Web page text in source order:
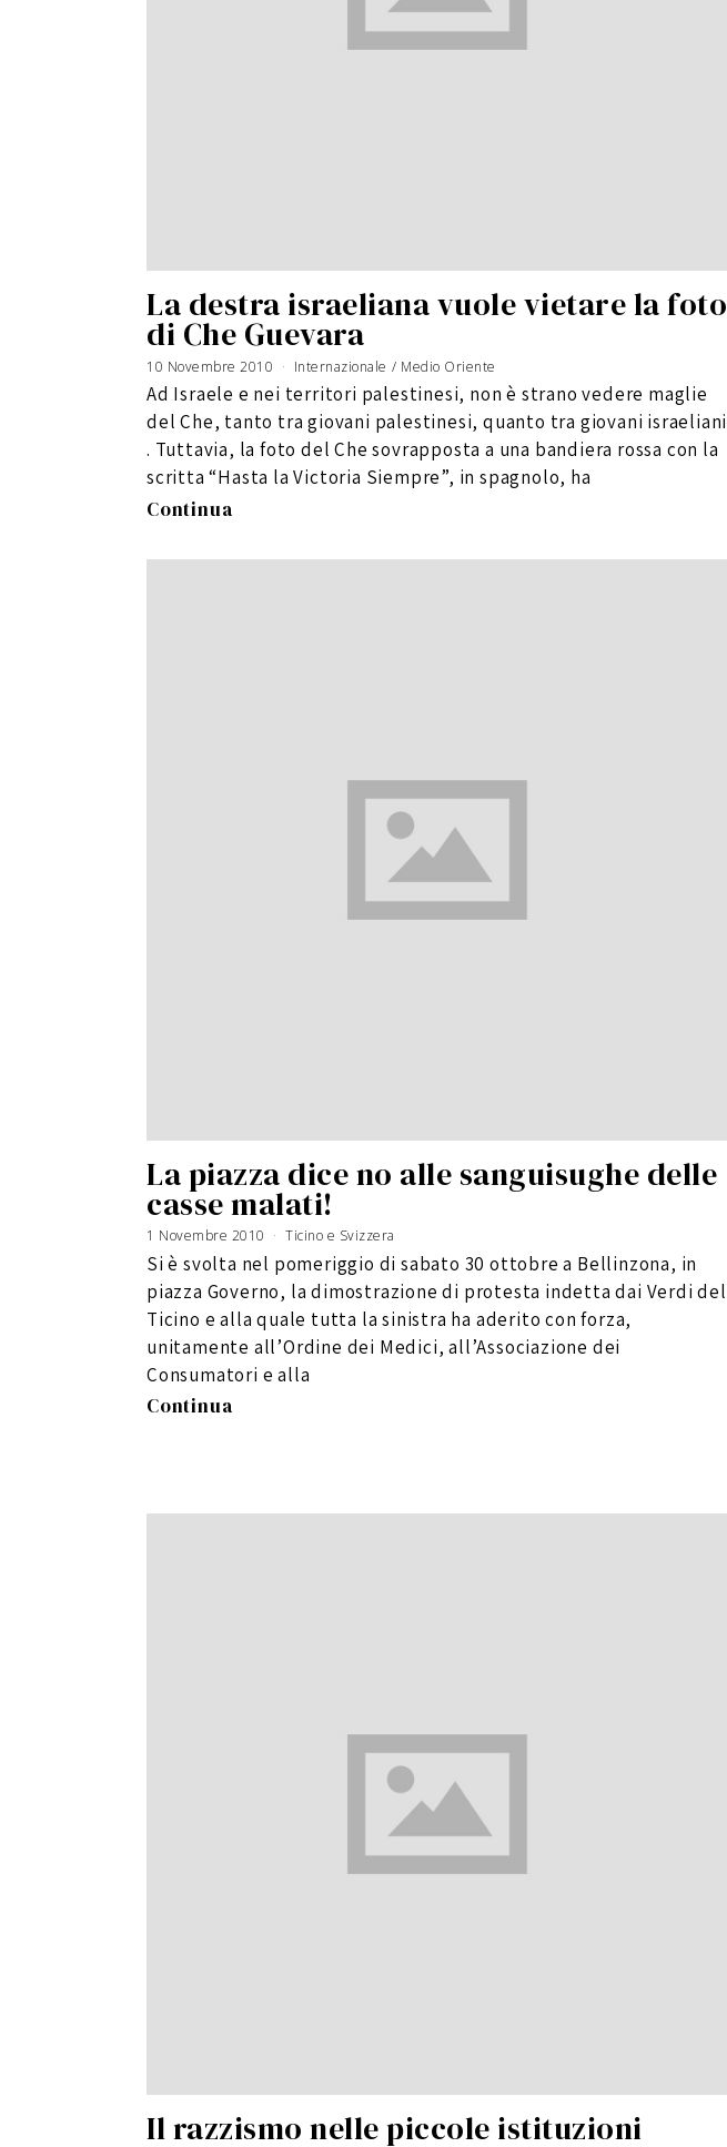
La destra israeliana vuole vietare la foto
di Che Guevara
10 Novembre 2010
G
e
n
n
a
o
2
0
1
1
Internazionale / Medio Oriente
Ad Israele e nei territori palestinesi, non è strano vedere maglie
del Che, tanto tra giovani palestinesi, quanto tra giovani israeliani
. Tuttavia, la foto del Che sovrapposta a una bandiera rossa con la
scritta “Hasta la Victoria Siempre”, in spagnolo, ha
Continua
La piazza dice no alle sanguisughe delle
casse malati!
1 Novembre 2010
G
e
n
n
a
o
2
0
1
1
Ticino e Svizzera
Si è svolta nel pomeriggio di sabato 30 ottobre a Bellinzona, in
piazza Governo, la dimostrazione di protesta indetta dai Verdi del
Ticino e alla quale tutta la sinistra ha aderito con forza,
unitamente all’Ordine dei Medici, all’Associazione dei
Consumatori e alla
Continua
Il razzismo nelle piccole istituzioni